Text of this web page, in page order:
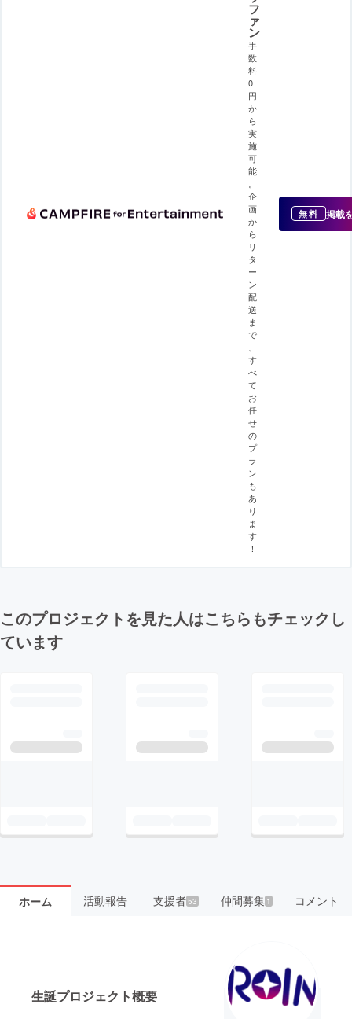
フ
ァ
ン
手
数
料
0
円
か
ら
実
施
可
能
企
画
か
ら
リ
タ
ー
ン
配
送
ま
で
す
べ
て
お
任
せ
の
プ
ラ
ン
も
あ
り
ま
す
！
無料 掲載
このプロジェクトを見た人はこちらもチェックし
ています
ホーム 活動報告 支援者53 仲間募集 1 コメント
生誕プロジェクト概要